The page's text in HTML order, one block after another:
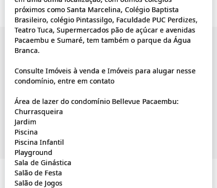
próximos como Santa Marcelina, Colégio Baptista
Brasileiro, colégio Pintassilgo, Faculdade PUC Perdizes,
Teatro Tuca, Supermercados pão de açúcar e avenidas
Pacaembu e Sumaré, tem também o parque da Água
Branca.
Consulte Imóveis à venda e Imóveis para alugar nesse
condomínio, entre em contato
Área de lazer do condomínio Bellevue Pacaembu:
Churrasqueira
Jardim
Piscina
Piscina Infantil
Playground
Sala de Ginástica
Salão de Festa
Salão de Jogos